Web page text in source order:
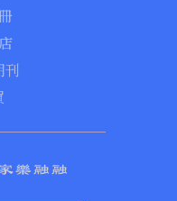
刊
樂融融